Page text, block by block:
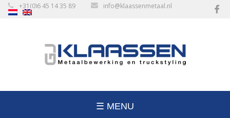
+31(0)6 45 14 35 89 info@klaassenmetaal.nl
☰ MENU